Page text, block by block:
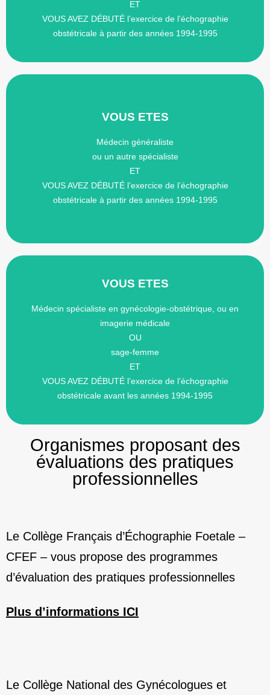
ET
VOUS AVEZ DÉBUTÉ l’exercice de l’échographie
obstétricale à partir des années 1994-1995
VOUS DEVEZ
* Etre titulaire
VOUS ETES
Médecin généraliste
ou un autre spécialiste
ET
VOUS AVEZ DÉBUTÉ l’exercice de l’échographie
obstétricale à partir des années 1994-1995
VOUS DEVEZ
* Etre titulaire d’un DIU d’échographie obstétricale ainsi
que son module optionnel de gynécologie-obstétrique,
* Obtenir une attestation d’évaluation des pratiques
VOUS ETES
Médecin spécialiste en gynécologie-obstétrique, ou en
imagerie médicale
OU
sage-femme
ET
VOUS AVEZ DÉBUTÉ l’exercice de l’échographie
obstétricale avant les années 1994-1995
VOUS DEVEZ
Obtenir une attestation d’évaluation des pratiques
professionnelles (EPP)
Organismes proposant des
évaluations des pratiques
professionnelles
Le Collège Français d’Échographie Foetale –
CFEF – vous propose des programmes
d’évaluation des pratiques professionnelles
Plus d’informations ICI
Le Collège National des Gynécologues et